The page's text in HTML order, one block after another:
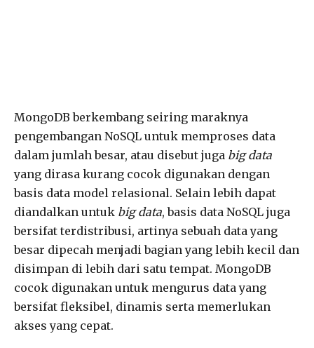
MongoDB berkembang seiring maraknya
pengembangan NoSQL untuk memproses data
dalam jumlah besar, atau disebut juga big data
yang dirasa kurang cocok digunakan dengan
basis data model relasional. Selain lebih dapat
diandalkan untuk big data, basis data NoSQL juga
bersifat terdistribusi, artinya sebuah data yang
besar dipecah menjadi bagian yang lebih kecil dan
disimpan di lebih dari satu tempat. MongoDB
cocok digunakan untuk mengurus data yang
bersifat fleksibel, dinamis serta memerlukan
akses yang cepat.